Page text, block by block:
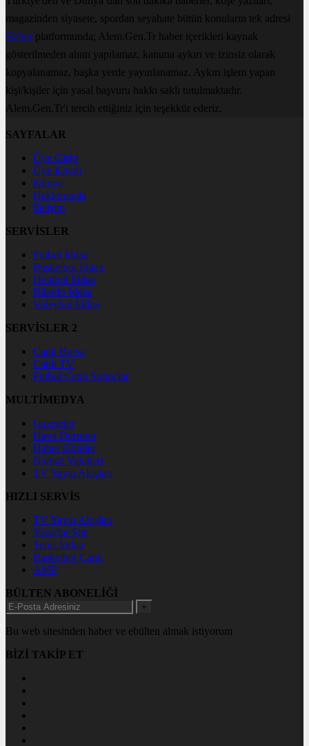
magazinden siyasete, spordan seyahate bütün konuların tek adresi
Haberplatformunda; Alem.Gen.Tr haber içerikleri kaynak
gösterilmeden alıntı yapılamaz, kanuna aykırı ve izinsiz olarak
kopyalanamaz, başka yerde yayınlanamaz. Aykırı işlem yapan
kişi/kişiler için yasal başvuru hakkı saklı tutulmaktadır.
Alem.Gen.Tr'i tercih ettiğiniz için teşekkür ederiz.
SAYFALAR
Üye Girişi
Üye Kaydı
Künye
Hakkımızda
İletişim
SERVİSLER
Futbol İddaa
Basketbol İddaa
Hentbol İddaa
Bilardo İddaa
Voleybol İddaa
SERVİSLER 2
Canlı Borsa
Canlı TV
Futbol Canlı Sonuçlar
MULTİMEDYA
Gazeteler
Hava Durumu
Haber Gönder
Namaz Vakitleri
TV Yayın Akışları
HIZLI SERVİS
TV Yayın Akışları
Yazarlar Site
Tenis İddaa
Basketbol Canlı
AMP
BÜLTEN ABONELİĞİ
+
Bu web sitesinden haber ve ebülten almak istiyorum
BİZİ TAKİP ET